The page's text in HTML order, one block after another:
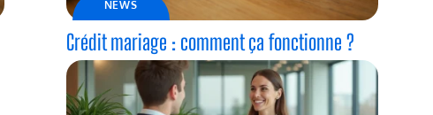
NEWS
Crédit mariage : comment ça fonctionne ?